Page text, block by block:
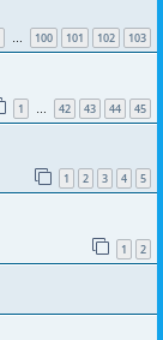
… 100 101 102 103
1 … 42 43 44 45
1 2 3 4 5
1 2